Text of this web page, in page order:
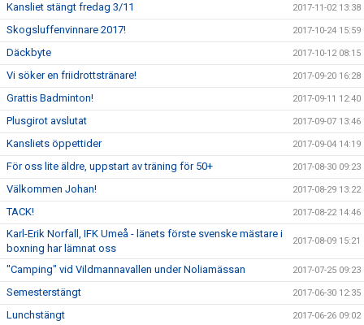
Kansliet stängt fredag 3/11 2017-11-02 13:38
Skogsluffenvinnare 2017! 2017-10-24 15:59
Däckbyte 2017-10-12 08:15
Vi söker en friidrottstränare! 2017-09-20 16:28
Grattis Badminton! 2017-09-11 12:40
Plusgirot avslutat 2017-09-07 13:46
Kansliets öppettider 2017-09-04 14:19
För oss lite äldre, uppstart av träning för 50+ 2017-08-30 09:23
Välkommen Johan! 2017-08-29 13:22
TACK! 2017-08-22 14:46
Karl-Erik Norfall, IFK Umeå - länets förste svenske mästare i
boxning har lämnat oss
2017-08-09 15:21
"Camping" vid Vildmannavallen under Noliamässan 2017-07-25 09:23
Semesterstängt 2017-06-30 12:35
Lunchstängt 2017-06-26 09:02